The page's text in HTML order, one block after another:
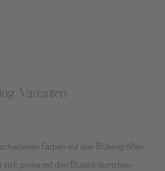
Varianten
Farben mit den Blütengrößen
prima mit den Blütenträumchen-